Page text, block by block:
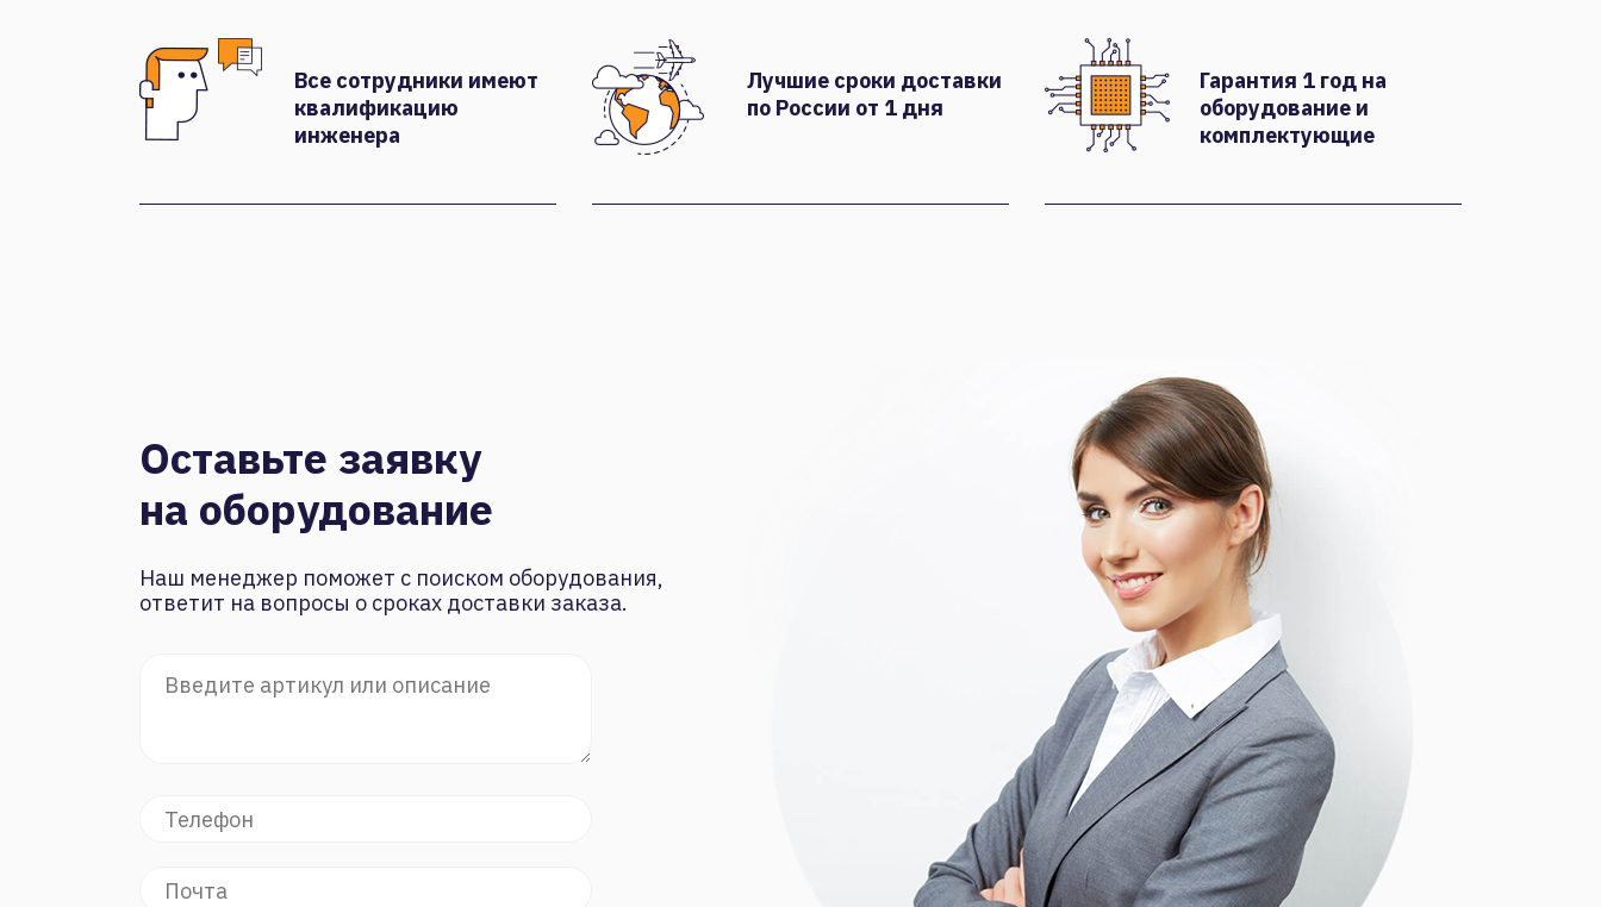
Все сотрудники имеют
квалификацию
инженера
Лучшие сроки доставки
по России от 1 дня
Гарантия 1 год на
оборудование и
комплектующие
Оставьте заявку
на оборудование
Наш менеджер поможет с поиском оборудования,
ответит на вопросы о сроках доставки заказа.